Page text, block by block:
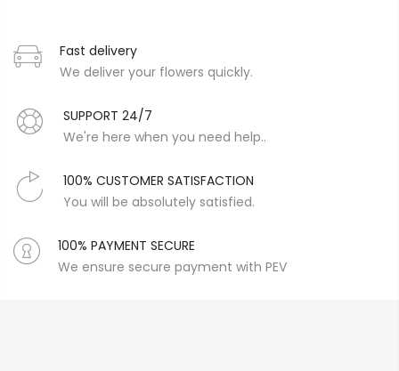
Fast delivery
We deliver your flowers quickly.
SUPPORT 24/7
We're here when you need help..
100% CUSTOMER SATISFACTION
You will be absolutely satisfied.
100% PAYMENT SECURE
We ensure secure payment with PEV